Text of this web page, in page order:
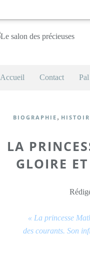
Accueil Contact
BIOGRAPHIE ,
LA
GLOIRE
« La princesse
des courants. Son